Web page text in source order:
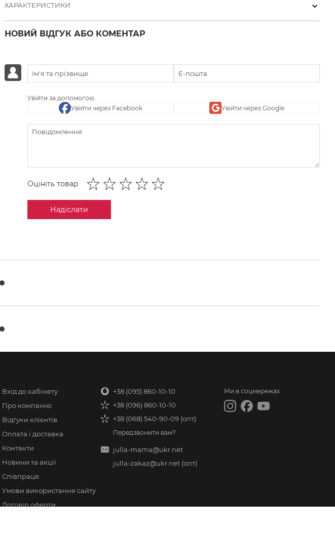
ХАРАКТЕРИСТИКИ
НОВИЙ ВІДГУК АБО КОМЕНТАР
Увійти за допомогою
Увійти через Facebook
Увійти через Google
Оцініть товар
Надіслати
Вхід до кабінету
Про компанію
Відгуки клієнтів
Оплата і доставка
Контакти
Новини та акції
Співпраця
Умови використання сайту
Договір оферти
+38 (095) 860-10-10
+38 (096) 860-10-10
+38 (068) 540-90-09 (опт)
Передзвонити вам?
julla-mama@ukr.net
julla-zakaz@ukr.net (опт)
Ми в соцмережах